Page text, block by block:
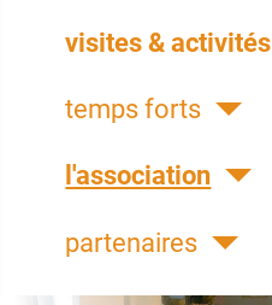
visites & activités
temps forts
l'association
partenaires